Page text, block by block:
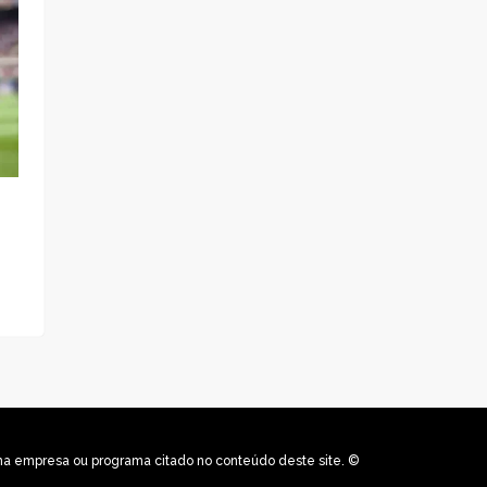
empresa ou programa citado no conteúdo deste site. ©